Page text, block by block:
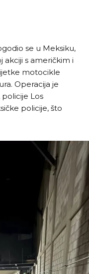
se u Meksiku,
akciji s američkim i
motocikle
Operacija je
Los
policije, što